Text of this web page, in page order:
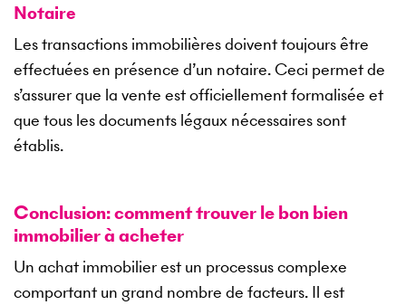
Notaire
Les transactions immobilières doivent toujours être
effectuées en présence d’un notaire. Ceci permet de
s’assurer que la vente est officiellement formalisée et
que tous les documents légaux nécessaires sont
établis.
Conclusion: comment trouver le bon bien
immobilier à acheter
Un achat immobilier est un processus complexe
comportant un grand nombre de facteurs. Il est